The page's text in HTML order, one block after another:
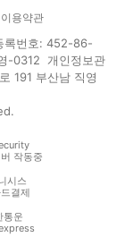
이용약관
록번호: 452-86-
-0312 개인정보관
191 부산남 직영
작동중
시스
결제
통운